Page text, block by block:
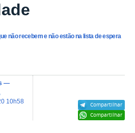
não recebem e não estão na lista de espera
Compartilhar
Compartilhar
—
10h58